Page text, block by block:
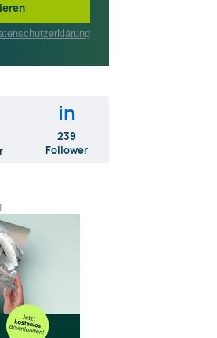
in
239
Follower